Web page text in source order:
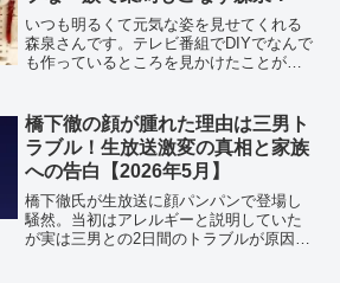
いつも明るくて元気な姿を見せてくれる
森泉さんです。テレビ番組でDIYでなんで
も作っているところを見かけたことがあ
の方も仕事で成功されているセレブな一
族なようで、どういっ...
橋下徹の顔が腫れた理由は三男ト
ラブル！生放送激変の真相と家族
への告白【2026年5月】
橋下徹氏が生放送に顔パンパンで登場し
騒然。当初はアレルギーと説明していた
が実は三男との2日間のトラブルが原因だ